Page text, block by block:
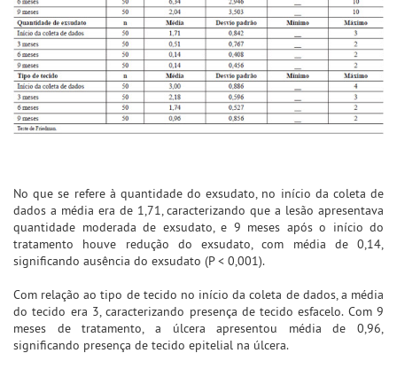
No que se refere à quantidade do exsudato, no início da coleta de
dados a média era de 1,71, caracterizando que a lesão apresentava
quantidade moderada de exsudato, e 9 meses após o início do
tratamento houve redução do exsudato, com média de 0,14,
significando ausência do exsudato (P < 0,001).
Com relação ao tipo de tecido no início da coleta de dados, a média
do tecido era 3, caracterizando presença de tecido esfacelo. Com 9
meses de tratamento, a úlcera apresentou média de 0,96,
significando presença de tecido epitelial na úlcera.